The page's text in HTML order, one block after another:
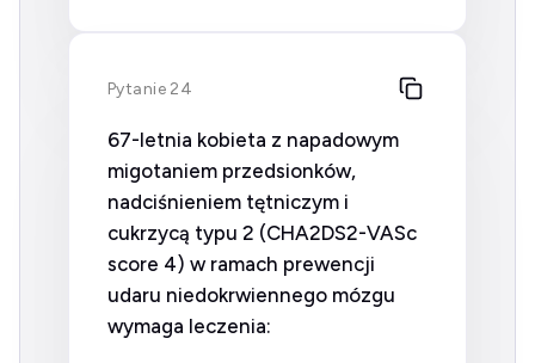
Pytanie 24
67-letnia kobieta z napadowym
migotaniem przedsionków,
nadciśnieniem tętniczym i
cukrzycą typu 2 (CHA2DS2-VASc
score 4) w ramach prewencji
udaru niedokrwiennego mózgu
wymaga leczenia: